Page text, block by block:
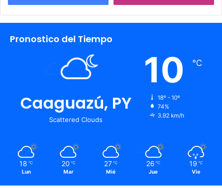
Pronostico del Tiempo
Caaguazú, PY
Scattered Clouds
10 ℃
18º - 10º
74%
3.92 km/h
18 ℃
Lun
20 ℃
Mar
27 ℃
Mié
26 ℃
Jue
19 ℃
Vie